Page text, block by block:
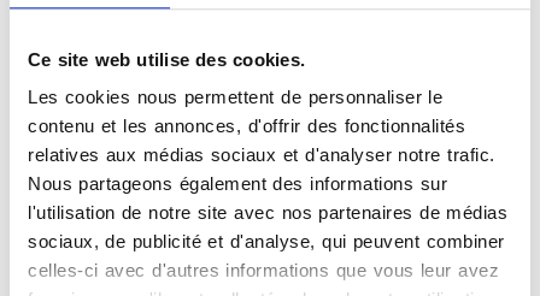
Ce site web utilise des cookies.
Les cookies nous permettent de personnaliser le
contenu et les annonces, d'offrir des fonctionnalités
relatives aux médias sociaux et d'analyser notre trafic.
Nous partageons également des informations sur
l'utilisation de notre site avec nos partenaires de médias
sociaux, de publicité et d'analyse, qui peuvent combiner
celles-ci avec d'autres informations que vous leur avez
du rachis. Les radiologues surspécialisés
diagnostics fiables et précis, appuyés
par des manipulateurs qualifiés. Le
réseau Vidi s'engage à offrir une
radiologie d'excellence, alliant expertise
médicale, modernité technologique et
bienveillance dans la relation patient.